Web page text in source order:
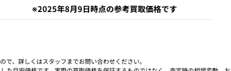
※2025年8月9日時点の参考買取価格です
、詳しくはスタッフまでお問い合わせください。